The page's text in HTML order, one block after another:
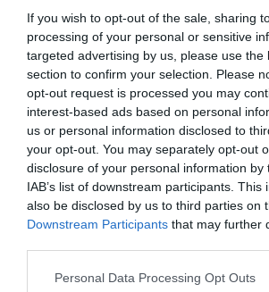
If you wish to opt-out of the sale, sharing
processing of your personal or sensitive
targeted advertising by us, please use the
section to confirm your selection. Please
opt-out request is processed you may
interest-based ads based on personal
us or personal information disclosed to
your opt-out. You may separately opt-out
disclosure of your personal information by
IAB’s list of downstream participants. This
also be disclosed by us to third parties on
Downstream Participants that may further
Please note that this website/app uses
Personal Data Processing Opt Outs
COMPETENZE
I sei pilastri su cui poggia
Secondo lo psicoterapeuta Nathaniel Branden,
spicco nel campo degli studi ...